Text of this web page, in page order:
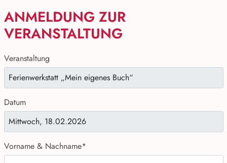
ANMELDUNG ZUR
VERANSTALTUNG
Veranstaltung
Datum
Vorname & Nachname*